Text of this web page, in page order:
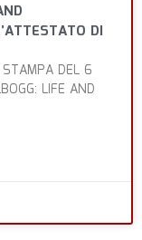
DI
DEL 6
LIFE AND